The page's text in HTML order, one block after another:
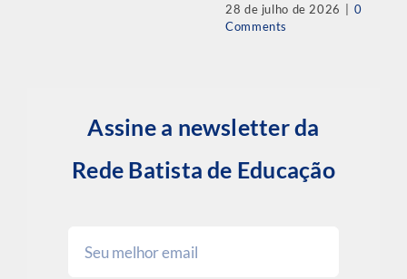
28 de julho de 2026 | 0
Comments
Assine a newsletter da
Rede Batista de Educação